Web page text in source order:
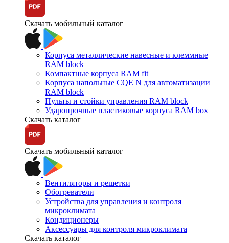
Скачать мобильный каталог
Корпуса металлические навесные и клеммные
RAM block
Компактные корпуса RAM fit
Корпуса напольные CQE N для автоматизации
RAM block
Пульты и стойки управления RAM block
Ударопрочные пластиковые корпуса RAM box
Скачать каталог
Скачать мобильный каталог
Вентиляторы и решетки
Обогреватели
Устройства для управления и контроля
микроклимата
Кондиционеры
Аксессуары для контроля микроклимата
Скачать каталог